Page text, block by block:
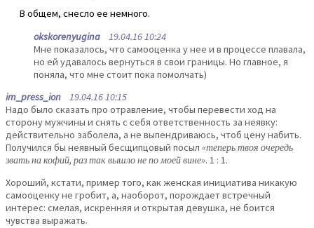
В общем, снесло ее немного.
okskorenyugina 19.04.16 10:24
Мне показалось, что самооценка у нее и в процессе плавала,
но ей удавалось вернуться в свои границы. Но главное, я
поняла, что мне стоит пока помолчать)
im_press_ion 19.04.16 10:15
Надо было сказать про отравление, чтобы перевести ход на
сторону мужчины и снять с себя ответственность за неявку:
действительно заболела, а не выпендриваюсь, чтоб цену набить.
Получился бы неявный бесщипцовый посыл «теперь твоя очередь
звать на кофий, раз так вышло не по моей вине». 1 : 1.
Хороший, кстати, пример того, как женская инициатива никакую
самооценку не гробит, а, наоборот, порождает встречный
интерес: смелая, искренняя и открытая девушка, не боится
чувства выражать.